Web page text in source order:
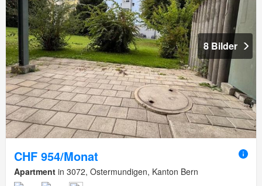
8 Bilder
CHF 954/Monat
Apartment in 3072, Ostermundigen, Kanton Bern